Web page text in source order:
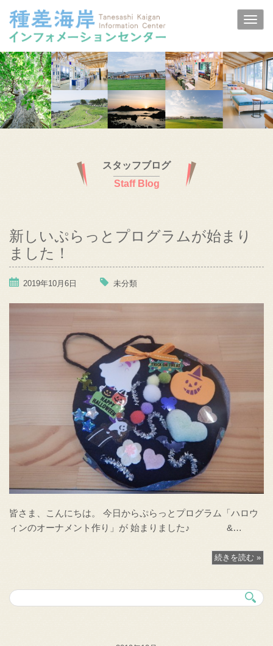
スタッフブログ
Staff Blog
新しいぷらっとプログラムが始まり
ました！
2019年10月6日 未分類
皆さま、こんにちは。 今日からぷらっとプログラム「ハロウ
ィンのオーナメント作り」が 始まりました♪ &…
続きを読む »